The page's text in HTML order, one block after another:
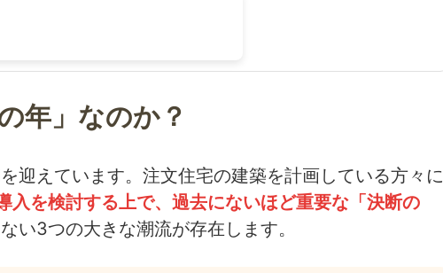
年」なのか？
迎えています。注文住宅の建築を計画している方々に
を検討する上で、過去にないほど重要な「決断の
い3つの大きな潮流が存在します。